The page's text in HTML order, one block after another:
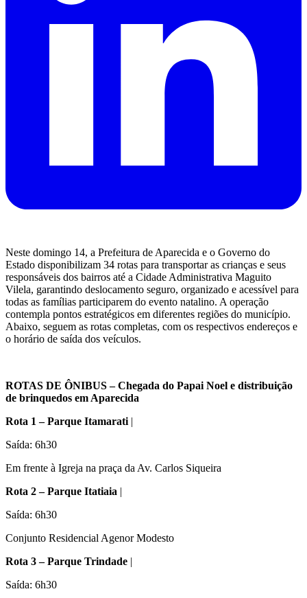
Neste domingo 14, a Prefeitura de Aparecida e o Governo do
Estado disponibilizam 34 rotas para transportar as crianças e seus
responsáveis dos bairros até a Cidade Administrativa Maguito
Vilela, garantindo deslocamento seguro, organizado e acessível para
todas as famílias participarem do evento natalino. A operação
contempla pontos estratégicos em diferentes regiões do município.
Abaixo, seguem as rotas completas, com os respectivos endereços e
o horário de saída dos veículos.
ROTAS DE ÔNIBUS – Chegada do Papai Noel e distribuição
de brinquedos em Aparecida
Rota 1 – Parque Itamarati |
Saída: 6h30
Em frente à Igreja na praça da Av. Carlos Siqueira
Rota 2 – Parque Itatiaia |
Saída: 6h30
Conjunto Residencial Agenor Modesto
Rota 3 – Parque Trindade |
Saída: 6h30